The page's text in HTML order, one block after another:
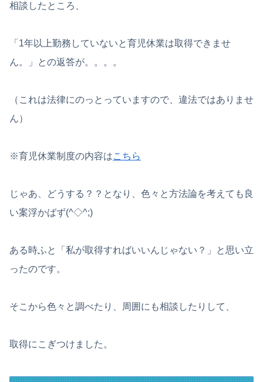
相談したところ、
「1年以上勤務していないと育児休業は取得できませ
ん。」との返答が。。。。
（これは法律にのっとっていますので、違法ではありませ
ん）
※育児休業制度の内容はこちら
じゃあ、どうする？？となり、色々と方法論を考えても良
い案浮かばず(^◇^;)
ある時ふと「私が取得すればいいんじゃない？」と思い立
ったのです。
そこから色々と調べたり、周囲にも相談したりして、
取得にこぎつけました。